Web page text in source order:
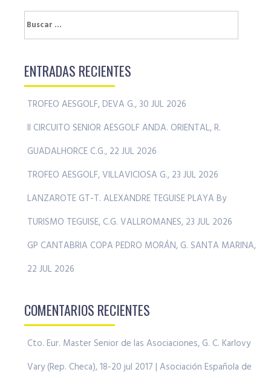
Buscar:
ENTRADAS RECIENTES
TROFEO AESGOLF, DEVA G., 30 JUL 2026
II CIRCUITO SENIOR AESGOLF ANDA. ORIENTAL, R.
GUADALHORCE C.G., 22 JUL 2026
TROFEO AESGOLF, VILLAVICIOSA G., 23 JUL 2026
LANZAROTE GT-T. ALEXANDRE TEGUISE PLAYA By
TURISMO TEGUISE, C.G. VALLROMANES, 23 JUL 2026
GP CANTABRIA COPA PEDRO MORÁN, G. SANTA MARINA,
22 JUL 2026
COMENTARIOS RECIENTES
Cto. Eur. Master Senior de las Asociaciones, G. C. Karlovy
Vary (Rep. Checa), 18-20 jul 2017 | Asociación Española de